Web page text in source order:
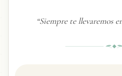
“Siempre te llevaremos